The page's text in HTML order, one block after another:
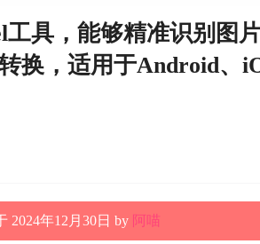
具，能够精准识别图
换，适用于Android、
2024年12月30日 by 阿喵